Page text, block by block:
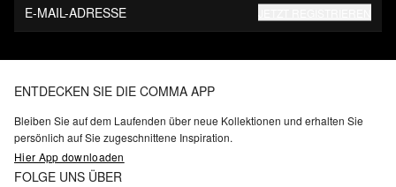
E-MAIL-ADRESSE
ENTDECKEN SIE DIE COMMA APP
Bleiben Sie auf dem Laufenden über neue Kollektionen und erhalten Sie
persönlich auf Sie zugeschnittene Inspiration.
Hier App downloaden
FOLGE UNS ÜBER